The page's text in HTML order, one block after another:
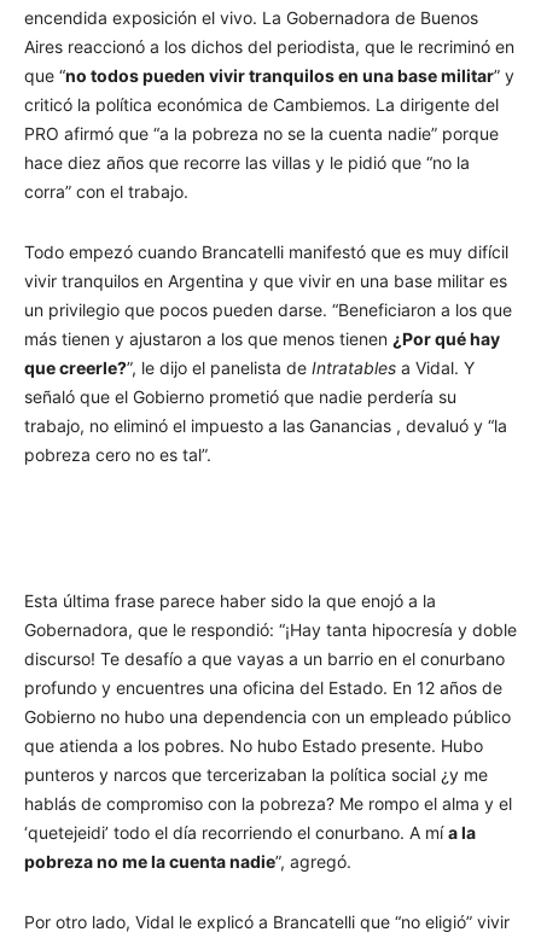
encendida exposición el vivo. La Gobernadora de Buenos
Aires reaccionó a los dichos del periodista, que le recriminó en
que “no todos pueden vivir tranquilos en una base militar” y
criticó la política económica de Cambiemos. La dirigente del
PRO afirmó que “a la pobreza no se la cuenta nadie” porque
hace diez años que recorre las villas y le pidió que “no la
corra” con el trabajo.
Todo empezó cuando Brancatelli manifestó que es muy difícil
vivir tranquilos en Argentina y que vivir en una base militar es
un privilegio que pocos pueden darse. “Beneficiaron a los que
más tienen y ajustaron a los que menos tienen ¿Por qué hay
que creerle?”, le dijo el panelista de Intratables a Vidal. Y
señaló que el Gobierno prometió que nadie perdería su
trabajo, no eliminó el impuesto a las Ganancias , devaluó y “la
pobreza cero no es tal”.
Esta última frase parece haber sido la que enojó a la
Gobernadora, que le respondió: “¡Hay tanta hipocresía y doble
discurso! Te desafío a que vayas a un barrio en el conurbano
profundo y encuentres una oficina del Estado. En 12 años de
Gobierno no hubo una dependencia con un empleado público
que atienda a los pobres. No hubo Estado presente. Hubo
punteros y narcos que tercerizaban la política social ¿y me
hablás de compromiso con la pobreza? Me rompo el alma y el
‘quetejeidi’ todo el día recorriendo el conurbano. A mía la
pobreza no me la cuenta nadie”, agregó.
Por otro lado, Vidal le explicó a Brancatelli que “no eligió” vivir